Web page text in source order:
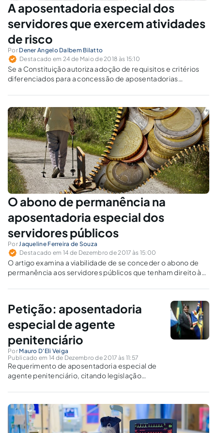
A aposentadoria especial dos
servidores que exercem atividades
de risco
Por Dener Angelo Dalbem Bilatto
Destacado em 24 de Maio de 2018 às 15:10
Se a Constituição autoriza adoção de requisitos e critérios
diferenciados para a concessão de aposentadorias
respectivas leis complementares?
O abono de permanência na
aposentadoria especial dos
servidores públicos
Por Jaqueline Ferreira de Souza
Destacado em 14 de Dezembro de 2017 às 15:00
O artigo examina a viabilidade de se conceder o abono de
permanência aos servidores públicos que tenham direito à
insalubres ou risco à integridade física.
Petição: aposentadoria
especial de agente
penitenciário
Por Mauro D'Eli Veiga
Publicado em 14 de Dezembro de 2017 às 11:57
Requerimento de aposentadoria especial de
agente penitenciário, citando legislação